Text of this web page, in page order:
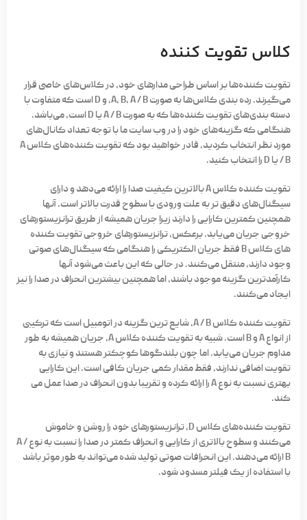
کلاس تقویت کننده
تقویت کننده‌ها بر اساس طراحی مدارهای خود، در کلاس‌های خاصی قرار
می‌گیرند. رده بندی کلاس‌ها به صورت A، B، A / B، و D است که متفاوت با
دسته بندی‌های تقویت کننده‌ها که به صورت A / B یا D است، می‌باشد.
هنگامی که گزینه‌های خود را در وب سایت ما با توجه تعداد کانال‌های
مورد نظر انتخاب کردید، قادر خواهید بود که تقویت کننده‌های کلاس A
/ B یا D را انتخاب کنید.
تقویت کننده کلاس A بالاترین کیفیت صدا را ارائه می‌دهد و دارای
سیگنال‌های دقیق تر به علت ورودی با سطوح قدرت بالاتر است. آنها
همچنین کمترین کارایی را دارند زیرا جریان همیشه از طریق ترانزیستورهای
خروجی جریان می‌یابد. برعکس، ترانزیستورهای خروجی تقویت کننده
های کلاس B فقط جریان الکتریکی را هنگامی که سیگنال‌های صوتی
وجود دارند، منتقل می‌کنند. در حالی که این باعث می‌شود آنها
کارآمدترین گزینه موجود باشند، اما همچنین بیشترین انحراف در صدا را نیز
ایجاد می‌کنند.
تقویت کننده کلاس A / B، شایع ترین گزینه در اتومبیل است که ترکیبی
از انواع A و B است. شبیه به تقویت کننده کلاس A، جریان همیشه به طور
مداوم جریان می‌یابد. اما چون بلندگوها کوچکتر هستند و نیازی به
تقویت اضافی ندارند، فقط مقدار کمی جریان کافی است. این کارایی
بهتری نسبت به نوع A را ارائه کرده و تقریبا بدون انحراف در صدا عمل می
کند.
تقویت کننده‌های کلاس D، ترانزیستورهای خود را روشن و خاموش
می‌کنند و سطوح بالاتری از کارایی و انحراف کمتر در صدا را نسبت به نوع A /
B ارائه می‌دهند. این انحرافات صوتی تولید شده می‌تواند به طور موثر باشد
با استفاده از یک فیلتر مسدود شود.